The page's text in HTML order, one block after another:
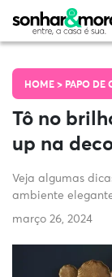
HOME > PAPO DE
Tô no
up na
Veja algumas
ambiente
março 26, 2024